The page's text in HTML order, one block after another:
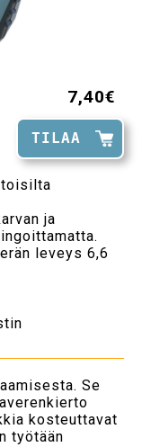
7,40€
TILAA
toisilta
ja
leveys 6,6
Se
kosteuttavat
työtään